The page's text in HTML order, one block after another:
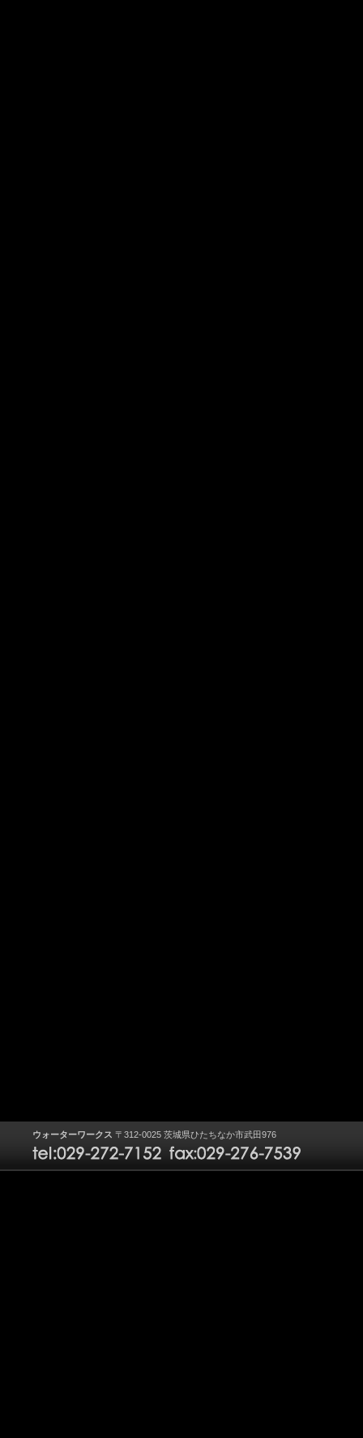
ウォーターワークス 〒312-0025 茨城県ひたちなか市武田976